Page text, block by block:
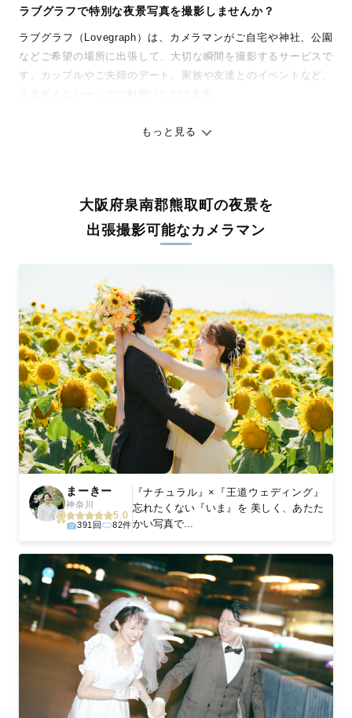
ラブグラフで特別な夜景写真を撮影しませんか？
ラブグラフ（Lovegraph）は、カメラマンがご自宅や神社、公園
などご希望の場所に出張して、大切な瞬間を撮影するサービスで
す。カップルやご夫婦のデート、家族や友達とのイベントなど、
ありのままの空気感を大切に、何十年経っても見返したくなるよ
料金は全国どこでも一律。わかりやすく安心の価格設定です。オ
リジナルの研修と厳正な審査に合格し、撮影技術やホスピタリテ
ィを身につけたプロのカメラマンが全国47都道府県に在籍してい
験をお届けします。
丁寧なレタッチで思い出を美しく仕上げます
撮影後は、独自の編集技術で写真の明るさや色合いを丁寧に調
整。自然な雰囲気を残しつつも、おしゃれで洗練された仕上がり
に。きっと「こんな写真を撮ってほしかった！」と思える一枚に
出会えます。まずは、ラブグラフの撮影事例をご覧ください。
もっと見る
大阪府泉南郡熊取町の夜景を
出張撮影可能なカメラマン
まーきー
神奈川
5.0
391回 82件
『ナチュラル』×『王道ウェディング』
忘れたくない『いま』を 美しく、あたた
かい写真で...